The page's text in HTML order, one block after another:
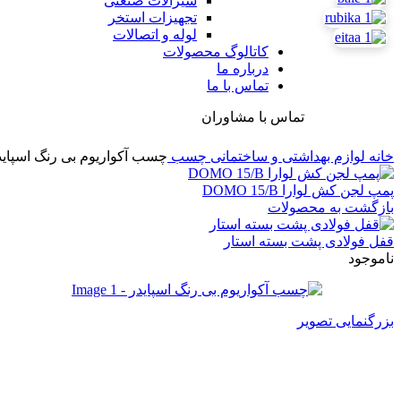
تجهیزات استخر
لوله و اتصالات
کاتالوگ محصولات
درباره ما
تماس با ما
تماس با مشاوران
خانه لوازم بهداشتی و ساختمانی چسب چسب آکواریوم بی رنگ
پمپ لجن کش لوارا DOMO 15/B
بازگشت به محصولات
قفل فولادی پشت بسته استار
ناموجود
بزرگنمایی تصویر